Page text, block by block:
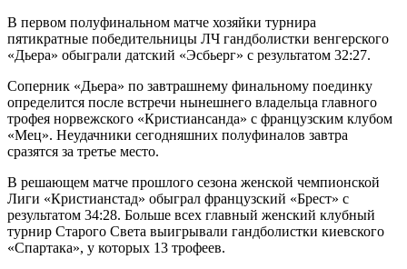
В первом полуфинальном матче хозяйки турнира
пятикратные победительницы ЛЧ гандболистки венгерского
«Дьера» обыграли датский «Эсбьерг» с результатом 32:27.
Соперник «Дьера» по завтрашнему финальному поединку
определится после встречи нынешнего владельца главного
трофея норвежского «Кристиансанда» с французским клубом
«Мец». Неудачники сегодняшних полуфиналов завтра
сразятся за третье место.
В решающем матче прошлого сезона женской чемпионской
Лиги «Кристианстад» обыграл французский «Брест» с
результатом 34:28. Больше всех главный женский клубный
турнир Старого Света выигрывали гандболистки киевского
«Спартака», у которых 13 трофеев.